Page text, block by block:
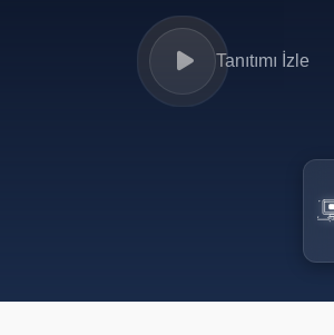
Tanıtımı İzle